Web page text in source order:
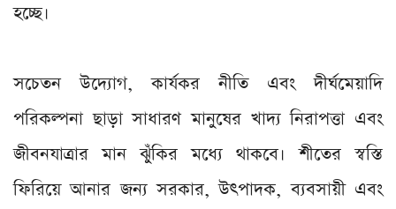
হচ্ছে।
সচেতন উদ্যোগ, কার্যকর নীতি এবং দীর্ঘমেয়াদি
পরিকল্পনা ছাড়া সাধারণ মানুষের খাদ্য নিরাপত্তা এবং
জীবনযাত্রার মান ঝুঁকির মধ্যে থাকবে। শীতের স্বস্তি
ফিরিয়ে আনার জন্য সরকার, উৎপাদক, ব্যবসায়ী এবং